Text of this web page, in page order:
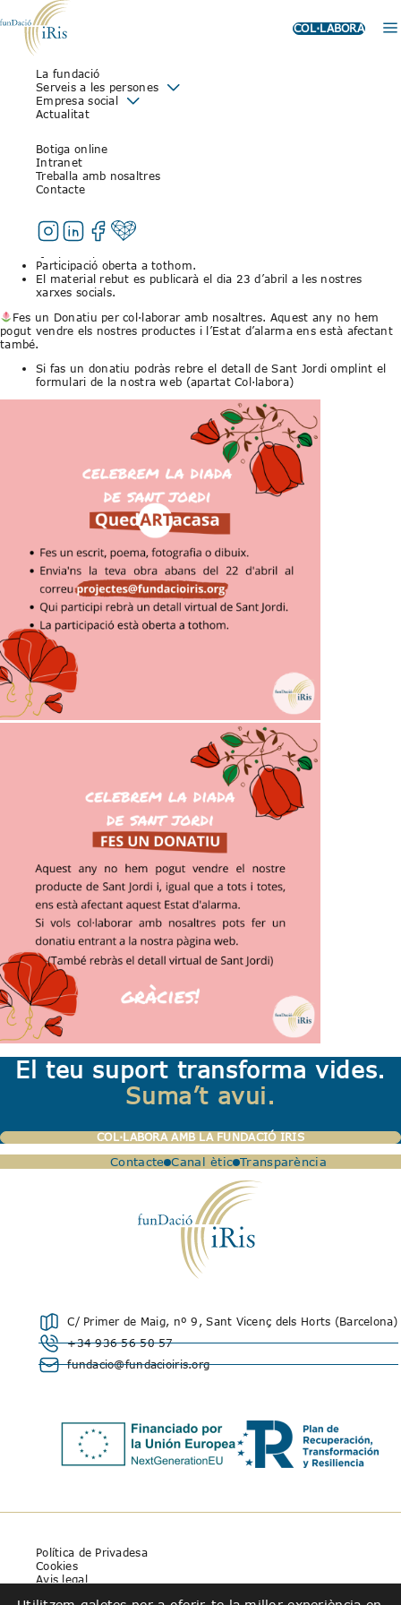
COL·LABORA
La fundació
Serveis a les persones
Empresa social
Actualitat
Botiga online
Intranet
Treballa amb nosaltres
Contacte
CELEBREM SAN JORDI –
QUEDARTACASA
Celebrem la diada de Sant Jordi.
Envia’ns un poema, escrit, fotografia o dibuix abans del 22 d’abril
al correu projectes@fundacioiris.org
Participació oberta a tothom.
El material rebut es publicarà el dia 23 d’abril a les nostres
xarxes socials.
Fes un Donatiu per col·laborar amb nosaltres. Aquest any no hem
pogut vendre els nostres productes i l’Estat d’alarma ens està afectant
també.
Si fas un donatiu podràs rebre el detall de Sant Jordi omplint el
formulari de la nostra web (apartat Col·labora)
El teu suport transforma vides.
Suma’t avui.
COL·LABORA AMB LA FUNDACIÓ IRIS
Contacte Canal ètic Transparència
C/ Primer de Maig, nº 9, Sant Vicenç dels Horts (Barcelona)
+34 936 56 50 57
fundacio@fundacioiris.org
Política de Privadesa
Cookies
Avis legal